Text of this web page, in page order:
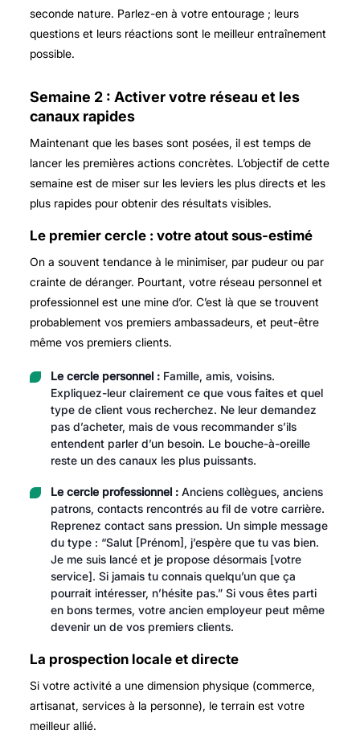
seconde nature. Parlez-en à votre entourage ; leurs
questions et leurs réactions sont le meilleur entraînement
possible.
Semaine 2 : Activer votre réseau et les
canaux rapides
Maintenant que les bases sont posées, il est temps de
lancer les premières actions concrètes. L’objectif de cette
semaine est de miser sur les leviers les plus directs et les
plus rapides pour obtenir des résultats visibles.
Le premier cercle : votre atout sous-estimé
On a souvent tendance à le minimiser, par pudeur ou par
crainte de déranger. Pourtant, votre réseau personnel et
professionnel est une mine d’or. C’est là que se trouvent
probablement vos premiers ambassadeurs, et peut-être
même vos premiers clients.
Le cercle personnel :Famille, amis, voisins.
Expliquez-leur clairement ce que vous faites et quel
type de client vous recherchez. Ne leur demandez
pas d’acheter, mais de vous recommander s’ils
entendent parler d’un besoin. Le bouche-à-oreille
reste un des canaux les plus puissants.
Le cercle professionnel :Anciens collègues, anciens
patrons, contacts rencontrés au fil de votre carrière.
Reprenez contact sans pression. Un simple message
du type : “Salut [Prénom], j’espère que tu vas bien.
Je me suis lancé et je propose désormais [votre
service]. Si jamais tu connais quelqu’un que ça
pourrait intéresser, n’hésite pas.” Si vous êtes parti
en bons termes, votre ancien employeur peut même
devenir un de vos premiers clients.
La prospection locale et directe
Si votre activité a une dimension physique (commerce,
artisanat, services à la personne), le terrain est votre
meilleur allié.